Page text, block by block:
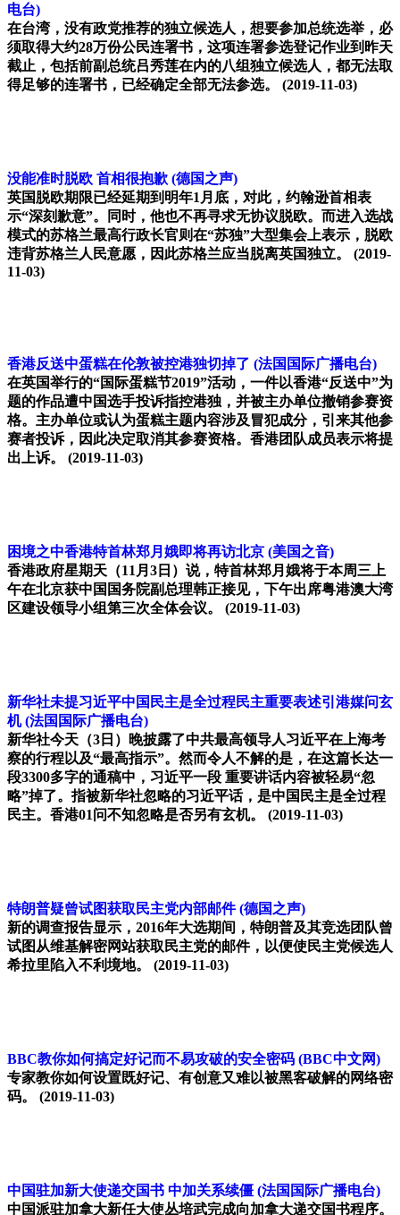
电台)
在台湾，没有政党推荐的独立候选人，想要参加总统选举，必
须取得大约28万份公民连署书，这项连署参选登记作业到昨天
截止，包括前副总统吕秀莲在内的八组独立候选人，都无法取
得足够的连署书，已经确定全部无法参选。 (2019-11-03)
没能准时脱欧 首相很抱歉 (德国之声)
英国脱欧期限已经延期到明年1月底，对此，约翰逊首相表
示“深刻歉意”。同时，他也不再寻求无协议脱欧。而进入选战
模式的苏格兰最高行政长官则在“苏独”大型集会上表示，脱欧
违背苏格兰人民意愿，因此苏格兰应当脱离英国独立。
(2019-
11-03)
香港反送中蛋糕在伦敦被控港独切掉了 (法国国际广播电台)
在英国举行的“国际蛋糕节2019”活动，一件以香港“反送中”为
题的作品遭中国选手投诉指控港独，并被主办单位撤销参赛资
格。主办单位或认为蛋糕主题内容涉及冒犯成分，引来其他参
赛者投诉，因此决定取消其参赛资格。香港团队成员表示将提
出上诉。 (2019-11-03)
困境之中香港特首林郑月娥即将再访北京 (美国之音)
香港政府星期天（11月3日）说，特首林郑月娥将于本周三上
午在北京获中国国务院副总理韩正接见，下午出席粤港澳大湾
区建设领导小组第三次全体会议。
(2019-11-03)
新华社未提习近平中国民主是全过程民主重要表述引港媒问玄
机 (法国国际广播电台)
新华社今天（3日）晚披露了中共最高领导人习近平在上海考
察的行程以及“最高指示”。然而令人不解的是，在这篇长达一
段3300多字的通稿中，习近平一段 重要讲话内容被轻易“忽
略”掉了。指被新华社忽略的习近平话，是中国民主是全过程
民主。香港01问不知忽略是否另有玄机。 (2019-11-03)
特朗普疑曾试图获取民主党内部邮件 (德国之声)
新的调查报告显示，2016年大选期间，特朗普及其竞选团队曾
试图从维基解密网站获取民主党的邮件，以便使民主党候选人
希拉里陷入不利境地。
(2019-11-03)
BBC教你如何搞定好记而不易攻破的安全密码 (BBC中文网)
专家教你如何设置既好记、有创意又难以被黑客破解的网络密
码。
(2019-11-03)
中国驻加新大使递交国书 中加关系续僵 (法国国际广播电台)
中国派驻加拿大新任大使丛培武完成向加拿大递交国书程序。